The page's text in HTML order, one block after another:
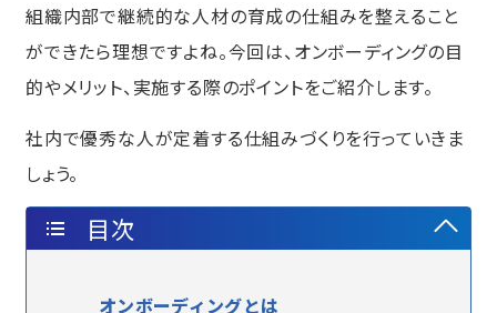
組織内部で継続的な人材の育成の仕組みを整えること
ができたら理想ですよね。今回は、オンボーディングの目
的やメリット、実施する際のポイントをご紹介します。
社内で優秀な人が定着する仕組みづくりを行っていきま
しょう。
目次
オンボーディングとは